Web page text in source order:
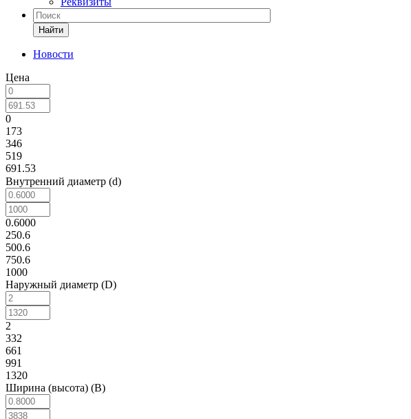
Найти
Новости
Цена
0
173
346
519
691.53
Внутренний диаметр (d)
0.6000
250.6
500.6
750.6
1000
Наружный диаметр (D)
2
332
661
991
1320
Ширина (высота) (B)